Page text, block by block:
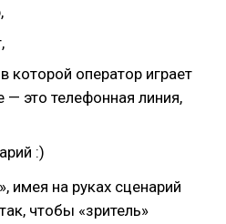
которой оператор играет
это телефонная линия,
:)
имея на руках сценарий
чтобы «зритель»